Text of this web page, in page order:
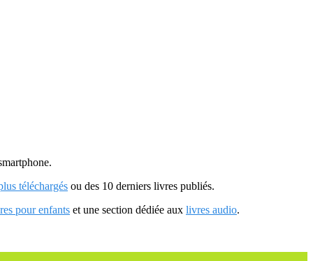
téléchargés ou des 10 derniers livres publiés.
pour enfants et une section dédiée aux livres audio.